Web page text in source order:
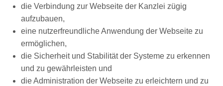
die Ver­bin­dung zur Web­sei­te der Kanz­lei zügig
aufzubauen,
eine nut­zer­freund­li­che Anwen­dung der Web­sei­te zu
ermöglichen,
die Sicher­heit und Sta­bi­li­tät der Sys­te­me zu erken­nen
und zu gewähr­leis­ten und
die Admi­nis­tra­ti­on der Web­sei­te zu erleich­tern und zu